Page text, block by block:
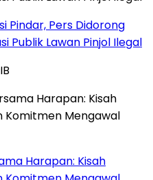
Pindar, Pers Didorong
Publik Lawan Pinjol Ilegal
Harapan: Kisah